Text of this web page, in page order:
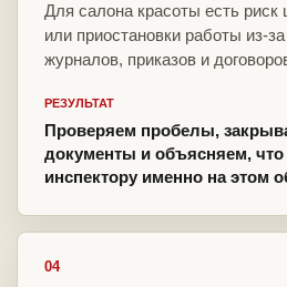
Для салона красоты есть
или приостановки работы из-
журналов, приказов и
РЕЗУЛЬТАТ
Проверяем пробелы,
документы и объясняем, что
инспектору именно на этом
04